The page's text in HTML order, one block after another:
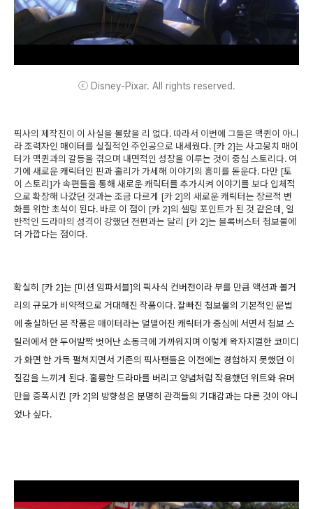
ⓒ Disney-Pixar. All rights reserved.
픽사의 제작진이 이 사실을 몰랐을 리 없다. 따라서 이번에 그들은 맥퀸이 아니
라 조력자인 매이터를 실질적인 주인공으로 내세웠다. [카 2]는 사고뭉치 매이
터가 맥퀸과의 갈등을 겪으며 내면적인 성장을 이루는 것이 중심 스토리다. 여
기에 새로운 캐릭터인 핀과 홀리가 가세해 이야기의 흥미를 돋운다. 다만 [토
이 스토리]가 속편들을 통해 새로운 캐릭터를 추가시켜 이야기를 보다 입체적
으로 확장해 나갔던 것과는 조금 다르게 [카 2]의 새로운 캐릭터는 장르적 변
화를 위한 초석이 된다. 바로 이 점이 [카 2]의 셀링 포인트가 된 것 같은데, 일
반적인 드라마의 성격이 강했던 전편과는 달리 [카 2]는 블록버스터 첩보물에
더 가깝다는 점이다.
확실히 [카 2]는 [미션 임파서블]의 픽사식 컨버전이라 부를 만큼 액션과 볼거
리의 규모가 비약적으로 거대해진 작품이다. 잘빠진 첩보물의 기본적인 문법
에 충실하던 본 작품은 매이터라는 덜떨어진 캐릭터가 중심에 서면서 첩보 스
릴러에서 한 두어발짝 벗어난 소동극에 가까워지며 이렇게 왁자지껄한 코미디
가 화면 한 가득 펼쳐지면서 기존의 픽사팬들은 이전에는 경험하지 못했던 이
질감을 느끼게 된다. 훌륭한 드라마를 버리고 양념처럼 작용했던 위트와 유머
만을 증폭시킨 [카 2]의 방향성은 분명히 관객들의 기대감과는 다른 것이 아니
었나 싶다.